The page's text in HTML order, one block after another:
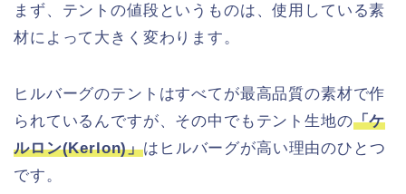
まず、テントの値段というものは、使用している素
材によって大きく変わります。
ヒルバーグのテントはすべてが最高品質の素材で作
られているんですが、その中でもテント生地の「ケ
ルロン(Kerlon)」はヒルバーグが高い理由のひとつ
です。